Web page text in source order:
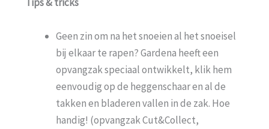
Geen zin om na het snoeien al het snoeisel
bij elkaar te rapen? Gardena heeft een
opvangzak speciaal ontwikkelt, klik hem
eenvoudig op de heggenschaar en al de
takken en bladeren vallen in de zak. Hoe
handig! (opvangzak Cut&Collect,